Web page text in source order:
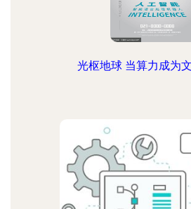
光枢地球 当算力成为